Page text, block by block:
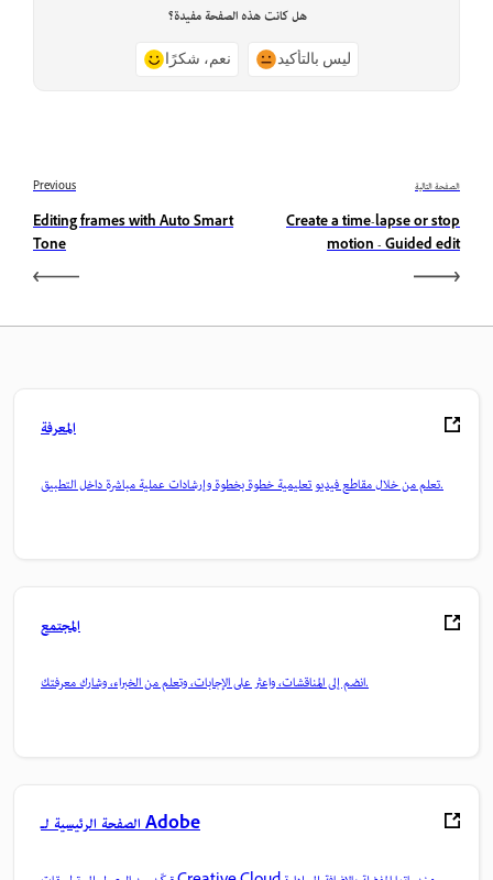
هل كانت هذه الصفحة مفيدة؟
نعم، شكرًا ليس بالتأكيد
Previous
Editing frames with Auto Smart
Tone
الصفحة التالية
Create a time-lapse or stop
motion - Guided edit
المعرفة
تعلم من خلال مقاطع فيديو تعليمية خطوة بخطوة وإرشادات عملية مباشرة داخل التطبيق.
المجتمع
انضم إلى المناقشات، واعثر على الإجابات، وتعلم من الخبراء، وشارك معرفتك.
الصفحة الرئيسية لـ Adobe